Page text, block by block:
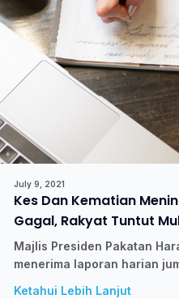
July 9, 2021
Kes Dan Kematian
Gagal, Rakyat Tuntut
Majlis Presiden Pakatan
menerima laporan harian
Ketahui Lebih Lanjut